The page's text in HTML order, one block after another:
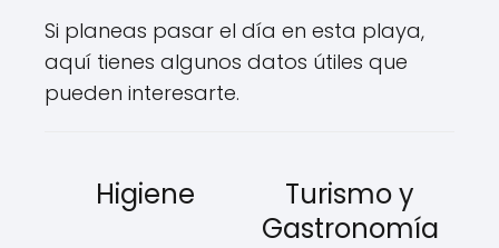
Si planeas pasar el día en esta playa,
aquí tienes algunos datos útiles que
pueden interesarte.
Higiene
Turismo y
Gastronomía